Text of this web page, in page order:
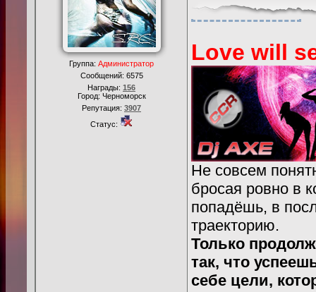
Группа: Администратор
Сообщений: 6575
Награды: 156
Город: Черноморск
Репутация: 3907
Статус:
Love will
Не совсем
бросая ровно в
попадёшь, в
траекторию.
Только
так, что
себе цели,